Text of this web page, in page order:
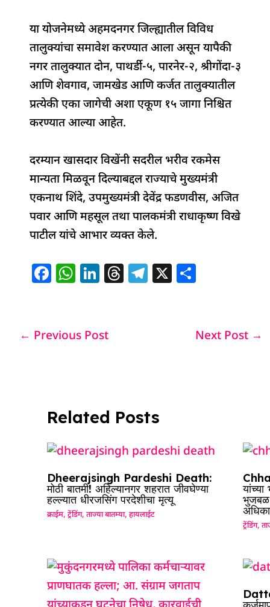
या योजनेमध्ये अहमदनगर जिल्ह्यातील विविध
तालुक्यांचा समावेश करण्यात आला असून यापैकी
नगर तालुक्यात दोन, पाथर्डी-५, पारनेर-२, श्रीगोंदा-३
आणि शेवगाव, जामखेड आणि कर्जत तालुक्यातील
प्रत्येकी एका जागेची अशा एकूण १५ जागा निश्चित
करण्यात आल्या आहेत.
दरम्यान खासदार विखेंनी सदरील भरीव रकमेस
मान्यता मिळवून दिल्याबद्दल राज्याचे मुख्यमंत्री
एकनाथ शिंदे, उपमुख्यमंत्री देवेंद्र फडणवीस, अजित
पवार आणि महसूल तथा पालकमंत्री राधाकृष्ण विखे
पाटील यांचे आभार व्यक्त केले.
F
e
k
W
s
Li
e
T T X
e
← Previous Post Next Post →
Related Posts
Dheerajsingh Pardeshi Death:
मोठी बातमी! अहिल्यानगर शहरात जीवघेण्या
हल्ल्यात धीरजसिंग परदेशीचा मृत्यू
क्राईम,ट्रेंडिंग,ताज्या बातम्या,हायलाईट
भुजबळ
ट्रेंडिंग,